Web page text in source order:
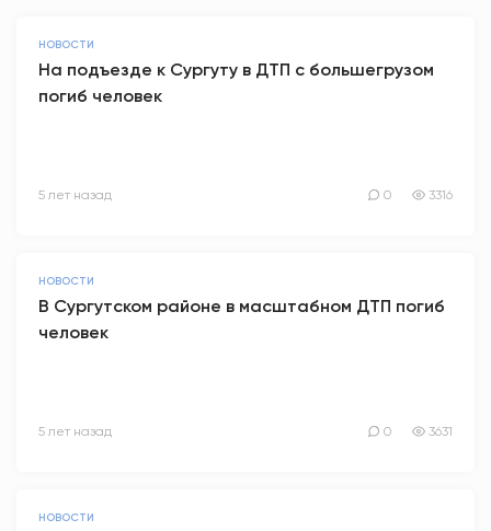
НОВОСТИ
На подъезде к Сургуту в ДТП с большегрузом
погиб человек
5 лет назад 0 3316
НОВОСТИ
В Сургутском районе в масштабном ДТП погиб
человек
5 лет назад 0 3631
НОВОСТИ